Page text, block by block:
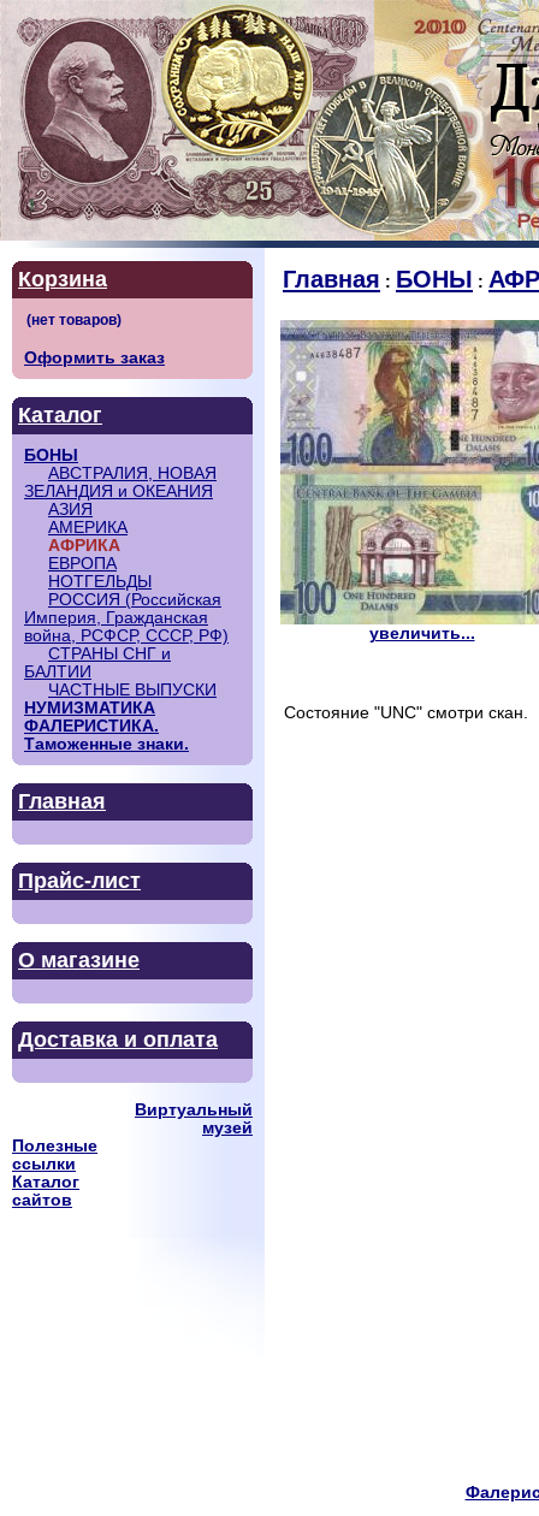
Корзина
Оформить заказ
Каталог
БОНЫ
АВСТРАЛИЯ, НОВАЯ
ЗЕЛАНДИЯ и ОКЕАНИЯ
АЗИЯ
АМЕРИКА
АФРИКА
ЕВРОПА
НОТГЕЛЬДЫ
РОССИЯ (Российская
Империя, Гражданская
война, РСФСР, СССР, РФ)
СТРАНЫ СНГ и
БАЛТИИ
ЧАСТНЫЕ ВЫПУСКИ
НУМИЗМАТИКА
ФАЛЕРИСТИКА.
Таможенные знаки.
Главная
Прайс-лист
О магазине
Доставка и оплата
Виртуальный
музей
Полезные
ссылки
Каталог
сайтов
Главная : БОНЫ :
увеличить...
Состояние "UNC" смотри скан.